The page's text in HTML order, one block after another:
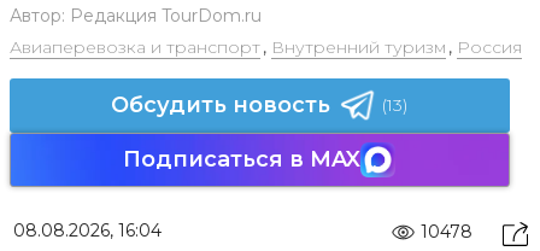
Автор: Редакция TourDom.ru
Авиаперевозка и транспорт, Внутренний туризм , Россия
Обсудить новость (13)
Подписаться в MAX
08.08.2026, 16:04 10478